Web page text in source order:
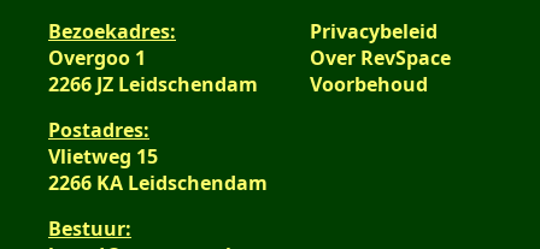
Bezoekadres:
Overgoo 1
2266 JZ Leidschendam
Postadres:
Vlietweg 15
2266 KA Leidschendam
Bestuur:
Privacybeleid
Over RevSpace
Voorbehoud